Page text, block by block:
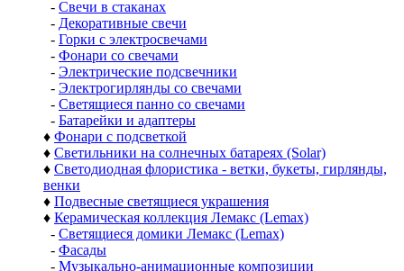
- Свечи в стаканах
- Декоративные свечи
- Горки с электросвечами
- Фонари со свечами
- Электрические подсвечники
- Электрогирлянды со свечами
- Светящиеся панно со свечами
- Батарейки и адаптеры
♦ Фонари с подсветкой
♦ Светильники на солнечных батареях (Solar)
♦ Светодиодная флористика - ветки, букеты, гирлянды,
венки
♦ Подвесные светящиеся украшения
♦ Керамическая коллекция Лемакс (Lemax)
- Светящиеся домики Лемакс (Lemax)
- Фасады
- Музыкально-анимационные композиции